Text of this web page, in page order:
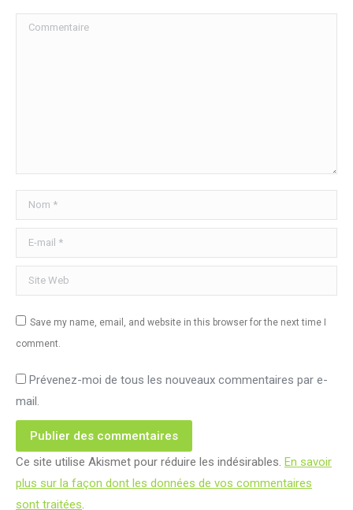
Commentaire
Nom *
E-mail *
Site Web
Save my name, email, and website in this browser for the next time I
comment.
Prévenez-moi de tous les nouveaux commentaires par e-
mail.
Publier des commentaires
Ce site utilise Akismet pour réduire les indésirables. En savoir
plus sur la façon dont les données de vos commentaires
sont traitées.